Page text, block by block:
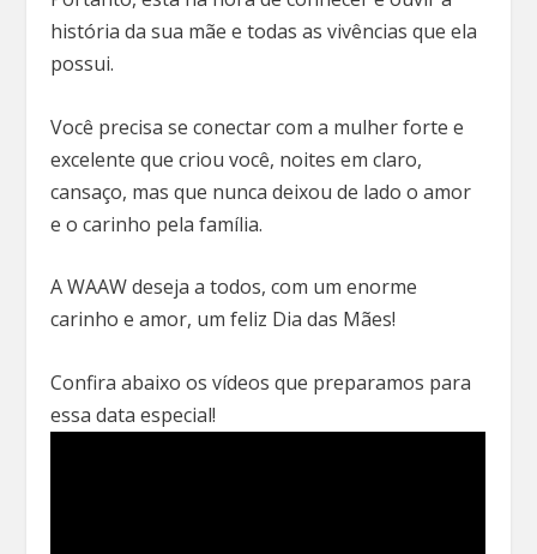
história da sua mãe e todas as vivências que ela
possui.
Você precisa se conectar com a mulher forte e
excelente que criou você, noites em claro,
cansaço, mas que nunca deixou de lado o amor
e o carinho pela família.
A WAAW deseja a todos, com um enorme
carinho e amor, um feliz Dia das Mães!
Confira abaixo os vídeos que preparamos para
essa data especial!